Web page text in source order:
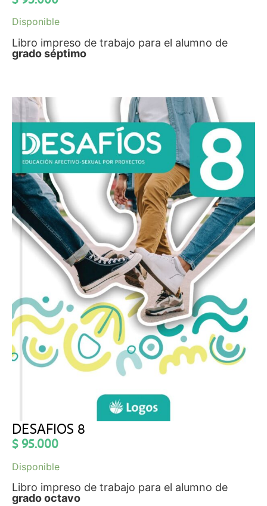
Disponible
Libro impreso de trabajo para el alumno de
grado séptimo
DESAFIOS 8
$ 95.000
Disponible
Libro impreso de trabajo para el alumno de
grado octavo